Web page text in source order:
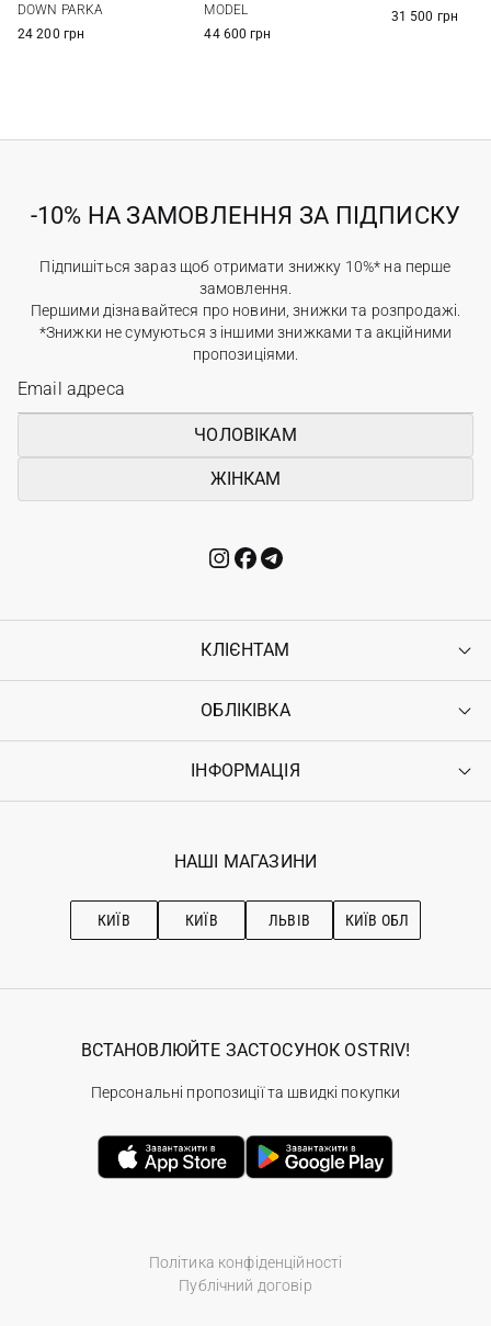
DOWN PARKA
24 200 грн
MODEL
44 600 грн
31 500 грн
-10% НА ЗАМОВЛЕННЯ ЗА ПІДПИСКУ
Підпишіться зараз щоб отримати знижку 10%* на перше
замовлення.
Першими дізнавайтеся про новини, знижки та розпродажі.
*Знижки не сумуються з іншими знижками та акційними
пропозиціями.
ЧОЛОВІКАМ
ЖІНКАМ
КЛІЄНТАМ
Контакти
Повернення
Гарантія
ОБЛІКІВКА
Увійти
Ostriv Club+
ІНФОРМАЦІЯ
Наші магазини
Рекомендації з догляду
НАШІ МАГАЗИНИ
КИЇВ КИЇВ ЛЬВІВ КИЇВ ОБЛ
Політика конфіденційності
Публічний договір
ВСТАНОВЛЮЙТЕ ЗАСТОСУНОК OSTRIV!
Персональні пропозиції та швидкі покупки